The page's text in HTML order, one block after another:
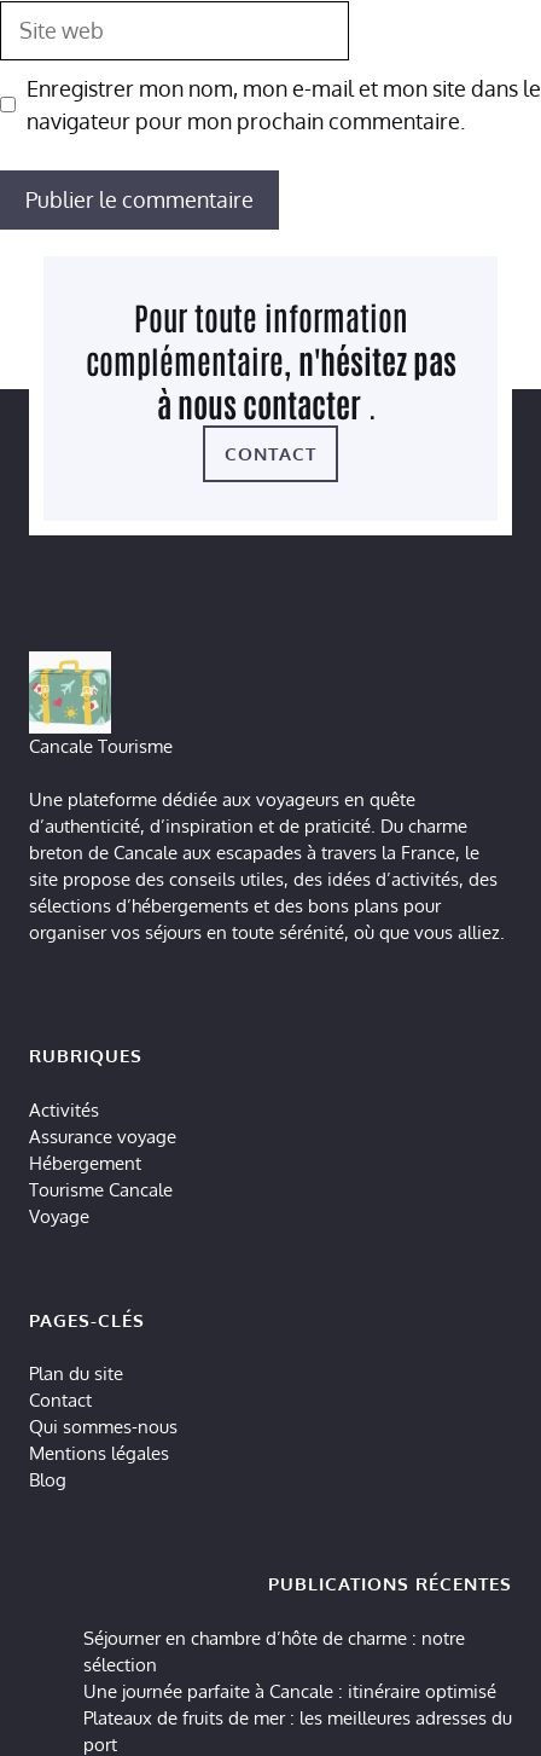
Site
Enregistrer mon nom, mon e-mail et mon site dans le
navigateur pour mon prochain commentaire.
Pour toute information
complémentaire, n'hésitez pas
à nous contacter
CONTACT
Cancale Tourisme
Une plateforme dédiée aux voyageurs en quête
d’authenticité, d’inspiration et de praticité. Du charme
breton de Cancale aux escapades à travers la France, le
site propose des conseils utiles, des idées d’activités, des
sélections d’hébergements et des bons plans pour
organiser vos séjours en toute sérénité, où que vous alliez.
RUBRIQUES
Activités
Assurance voyage
Hébergement
Tourisme Cancale
Voyage
PAGES-CLÉS
Plan du site
Contact
Qui sommes-nous
Mentions légales
Blog
PUBLICATIONS RÉCENTES
Séjourner en chambre d’hôte de charme : notre
sélection
Une journée parfaite à Cancale : itinéraire optimisé
Plateaux de fruits de mer : les meilleures adresses du
port